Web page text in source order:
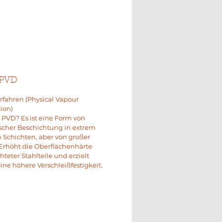
(Physical Vapour
PVD? Es ist eine Form von
Beschichtung in extrem
Schichten, aber von großer
die Oberflächenhärte
Stahlteile und erzielt
höhere Verschleißfestigkeit.